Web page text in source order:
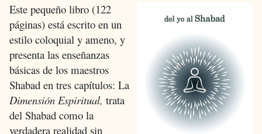
Este pequeño libro (122
páginas) está escrito en un
estilo coloquial y ameno, y
presenta las enseñanzas
básicas de los maestros
Shabad en tres capítulos: La
Dimensión Espiritual, trata
del Shabad como la
verdadera realidad sin